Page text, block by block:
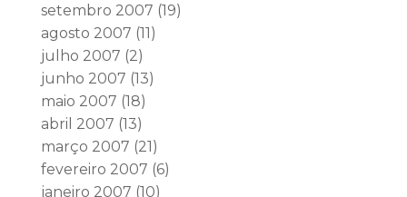
setembro 2007 (19)
agosto 2007 (11)
julho 2007 (2)
junho 2007 (13)
maio 2007 (18)
abril 2007 (13)
março 2007 (21)
fevereiro 2007 (6)
janeiro 2007 (10)